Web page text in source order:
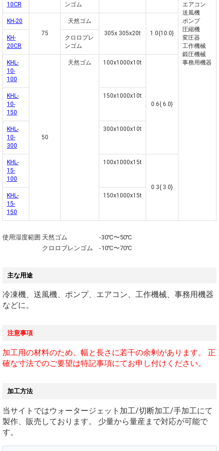
エアコン
送風機
ポンプ
圧縮機
変圧器
工作機械
鍛圧機械
事務用機器
10CR
ンゴム
KH-20
75
天然ゴム
305x 305x20t
1.0{10.0}
KH-
20CR
クロロプレ
ンゴム
KHL-
10-
100
50
天然ゴム 100x1000x10t
0.6{ 6.0}
KHL-
10-
150
150x1000x10t
KHL-
10-
300
300x1000x10t
KHL-
15-
100
100x1000x15t
0.3{ 3.0}
KHL-
15-
150
150x1000x15t
使用湿度範囲 天然ゴム -30℃〜50℃
クロロブレンゴム -10℃〜70℃
主な用途
冷凍機、送風機、ポンプ、エアコン、工作機械、事務用機器
などに。
注意事項
加工用の材料のため、幅と長さに若干の余剰があります。 正
確な寸法でのご要望は特記事項にてお申し付けください。
加工方法
当サイトではウォータージェット加工/切断加工/手加工にて
製作、販売しております。 少量から量産まで対応が可能で
す。